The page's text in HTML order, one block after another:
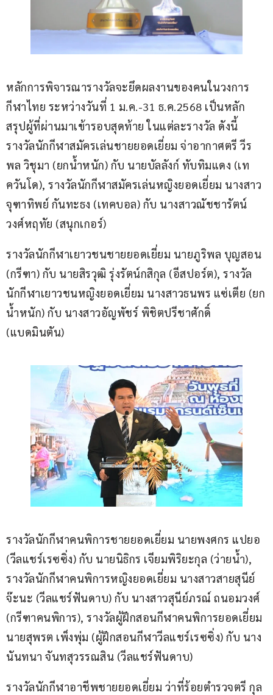
หลักการพิจารณารางวัลจะยึดผลงานของคนในวงการ
กีฬาไทย ระหว่างวันที่ 1 ม.ค.-31 ธ.ค.2568 เป็นหลัก
สรุปผู้ที่ผ่านมาเข้ารอบสุดท้าย ในแต่ละรางวัล ดังนี้
รางวัลนักกีฬาสมัครเล่นชายยอดเยี่ยม จ่าอากาศตรี วีร
พล วิชุมา (ยกน้ำหนัก) กับ นายบัลลังก์ ทับทิมแดง (เท
ควันโด), รางวัลนักกีฬาสมัครเล่นหญิงยอดเยี่ยม นางสาว
จุฑาทิพย์ กันทะธง (เทคบอล) กับ นางสาวณัชชารัตน์
วงศ์หฤทัย (สนุกเกอร์)
รางวัลนักกีฬาเยาวชนชายยอดเยี่ยม นายภูริพล บุญสอน
(กรีฑา) กับ นายสิรวุฒิ รุ่งรัตน์กสิกุล (อีสปอร์ต), รางวัล
นักกีฬาเยาวชนหญิงยอดเยี่ยม นางสาวธนพร แซ่เตีย (ยก
น้ำหนัก) กับ นางสาวอัญพัชร์ พิชิตปรีชาศักดิ์
(แบดมินตัน)
รางวัลนักกีฬาคนพิการชายยอดเยี่ยม นายพงศกร แปยอ
(วีลแชร์เรซซิ่ง) กับ นายนิธิกร เจียมพิริยะกุล (ว่ายน้ำ),
รางวัลนักกีฬาคนพิการหญิงยอดเยี่ยม นางสาวสายสุนีย์
จ๊ะนะ (วีลแชร์ฟันดาบ) กับ นางสาวสุนีย์ภรณ์ ถนอมวงศ์
(กรีฑาคนพิการ), รางวัลผู้ฝึกสอนกีฬาคนพิการยอดเยี่ยม
นายสุพรต เพ็งพุ่ม (ผู้ฝึกสอนกีฬาวีลแชร์เรซซิ่ง) กับ นาง
นันทนา จันทสุวรรณสิน (วีลแชร์ฟันดาบ)
รางวัลนักกีฬาอาชีพชายยอดเยี่ยม ว่าที่ร้อยตำรวจตรี กุล